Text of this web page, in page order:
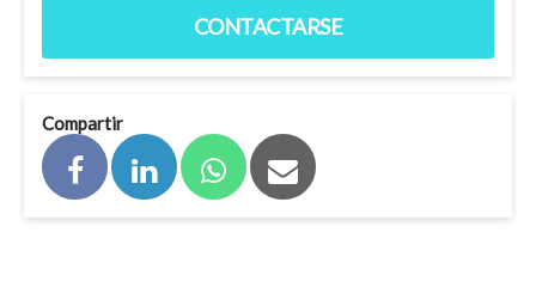
CONTACTARSE
Compartir